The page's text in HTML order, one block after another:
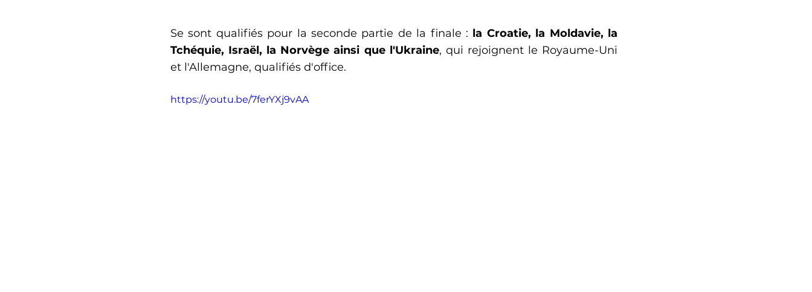
Se sont qualifiés pour la seconde partie de la finale : la Croatie, la Moldavie, la
Tchéquie, Israël, la Norvège ainsi que l'Ukraine, qui rejoignent le Royaume-Uni
et l'Allemagne, qualifiés d'office.
https://youtu.be/7ferYXj9vAA